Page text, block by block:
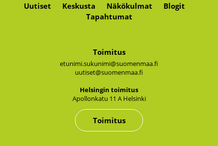
Uutiset Keskusta Näkökulmat
Blogit
Tapahtumat
Toimitus
etunimi.sukunimi@suomenmaa.fi
uutiset@suomenmaa.fi
Hel­sin­gin toi­mi­tus
Apol­lon­ka­tu 11 A Hel­sin­ki
Toimitus